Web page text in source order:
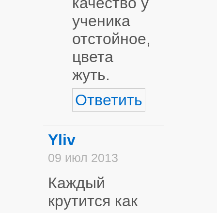
ученика
отстойное,
цвета
жуть.
Ответить
Yliv
09 июл 2013
Каждый
крутится как